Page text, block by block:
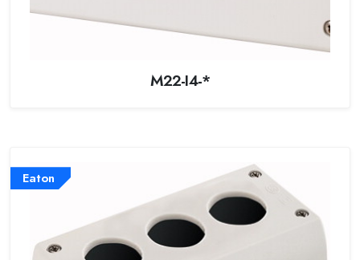
M22-I4-*
Eaton